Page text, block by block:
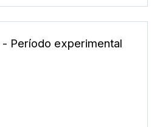
- Período experimental